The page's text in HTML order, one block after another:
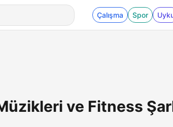
Çalışma Spor
ve Fitness